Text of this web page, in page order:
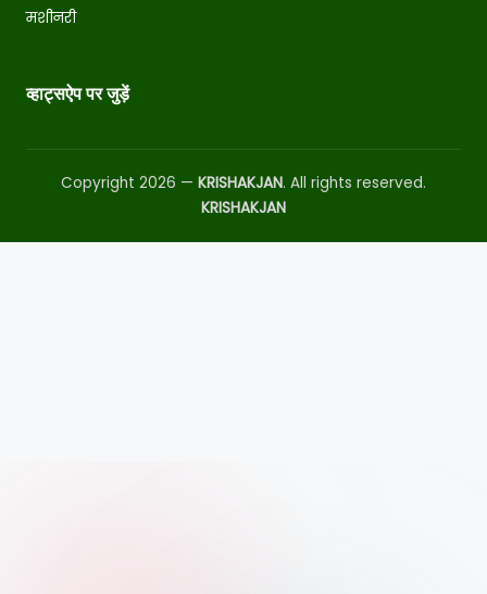
मशीनरी
व्हाट्सऐप पर जुड़ें
Copyright 2026 — KRISHAKJAN. All rights reserved.
KRISHAKJAN